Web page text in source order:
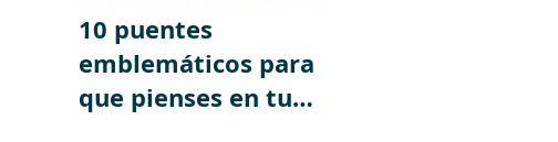
10 puentes
emblemáticos para
que pienses en tus